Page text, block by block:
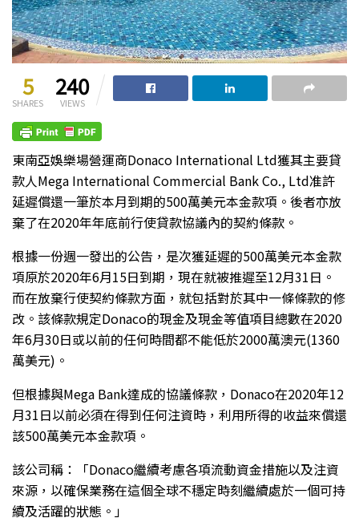
5
SHARES
240
VIEWS
東南亞娛樂場營運商Donaco International Ltd獲其主要貸
款人Mega International Commercial Bank Co., Ltd准許
延遲償還一筆於本月到期的500萬美元本金款項。後者亦放
棄了在2020年年底前行使貸款協議內的契約條款。
根據一份週一發出的公告，是次獲延遲的500萬美元本金款
項原於2020年6月15日到期，現在就被推遲至12月31日。
而在放棄行使契約條款方面，就包括對於其中一條條款的修
改。該條款規定Donaco的現金及現金等值項目總數在2020
年6月30日或以前的任何時間都不能低於2000萬澳元(1360
萬美元)。
但根據與Mega Bank達成的協議條款，Donaco在2020年12
月31日以前必須在得到任何注資時，利用所得的收益來償還
該500萬美元本金款項。
該公司稱：「Donaco繼續考慮各項流動資金措施以及注資
來源，以確保業務在這個全球不穩定時刻繼續處於一個可持
續及活躍的狀態。」